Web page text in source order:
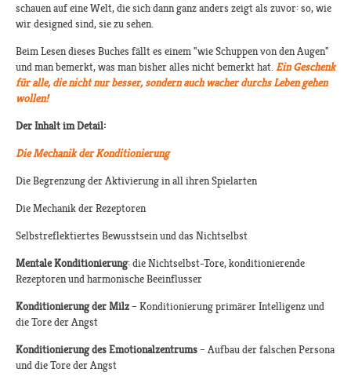
schauen auf eine Welt, die sich dann ganz anders zeigt als zuvor: so, wie
wir designed sind, sie zu sehen.
Beim Lesen dieses Buches fällt es einem "wie Schuppen von den Augen"
und man bemerkt, was man bisher alles nicht bemerkt hat. Ein Geschenk
für alle, die nicht nur besser, sondern auch wacher durchs Leben gehen
wollen!
Der Inhalt im Detail:
Die Mechanik der Konditionierung
Die Begrenzung der Aktivierung in all ihren Spielarten
Die Mechanik der Rezeptoren
Selbstreflektiertes Bewusstsein und das Nichtselbst
Mentale Konditionierung: die Nichtselbst-Tore, konditionierende
Rezeptoren und harmonische Beeinflusser
Konditionierung der Milz– Konditionierung primärer Intelligenz und
die Tore der Angst
Konditionierung des Emotionalzentrums– Aufbau der falschen Persona
und die Tore der Angst